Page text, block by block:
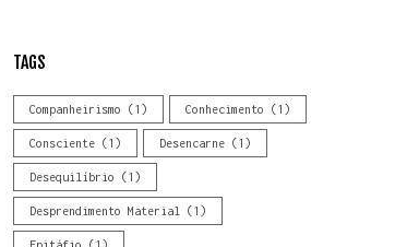
TAGS
Companheirismo (1) Conhecimento (1)
Consciente(1) Desencarne(1)
Desequilíbrio (1)
Desprendimento Material (1)